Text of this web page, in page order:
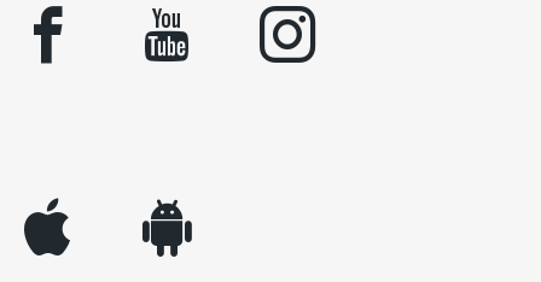
facebook youtube instagram
appleinc android